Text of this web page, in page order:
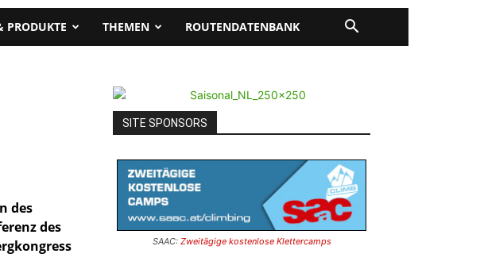
PRODUKTE THEMEN ROUTENDATENBANK
des
des
SITE SPONSORS
SAAC: Zweitägige kostenlose Klettercamps